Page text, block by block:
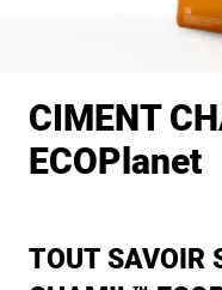
CIMENT
ECOPlanet
TOUT SAVOIR